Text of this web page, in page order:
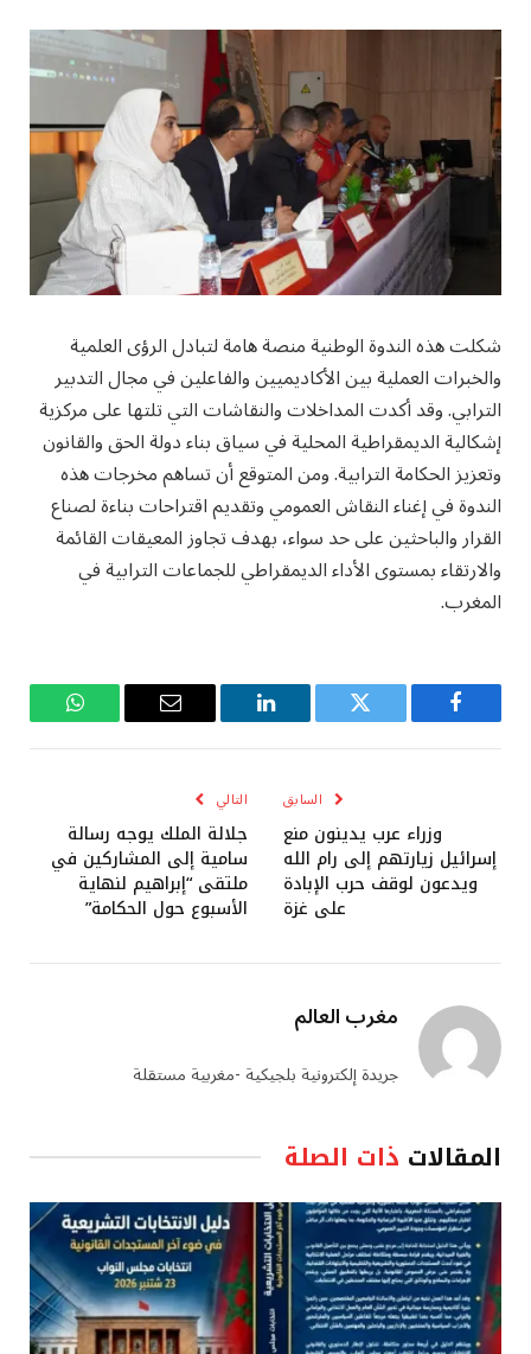
شكلت هذه الندوة الوطنية منصة هامة لتبادل الرؤى العلمية
والخبرات العملية بين الأكاديميين والفاعلين في مجال التدبير
الترابي. وقد أكدت المداخلات والنقاشات التي تلتها على مركزية
إشكالية الديمقراطية المحلية في سياق بناء دولة الحق والقانون
وتعزيز الحكامة الترابية. ومن المتوقع أن تساهم مخرجات هذه
الندوة في إغناء النقاش العمومي وتقديم اقتراحات بناءة لصناع
القرار والباحثين على حد سواء، بهدف تجاوز المعيقات القائمة
والارتقاء بمستوى الأداء الديمقراطي للجماعات الترابية في
المغرب.
فيسبوك تويتر لينكدإن
البريد
واتساب
السابق
وزراء عرب يدينون منع
إسرائيل زيارتهم إلى رام الله
ويدعون لوقف حرب الإبادة
على غزة
التالي
جلالة الملك يوجه رسالة
سامية إلى المشاركين في
ملتقى “إبراهيم لنهاية
الأسبوع حول الحكامة”
مغرب العالم
جريدة إلكترونية بلجيكية -مغربية مستقلة
المقالات ذات الصلة